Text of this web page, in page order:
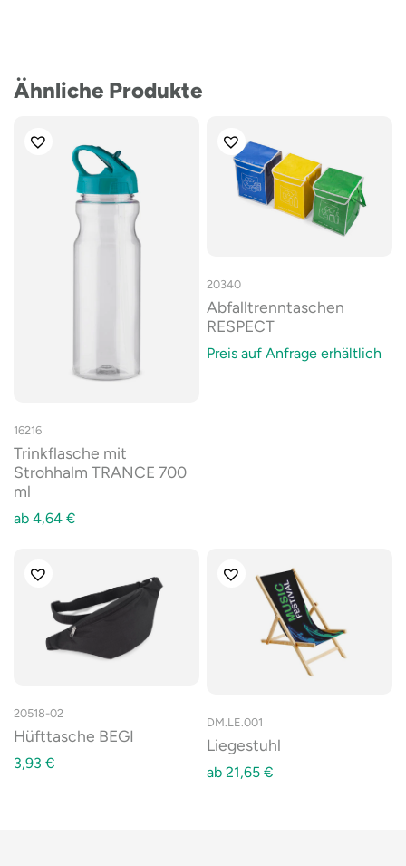
Ähnliche Produkte
16216
Trinkflasche mit
Strohhalm TRANCE 700
ml
ab 4,64 €
20340
Abfalltrenntaschen
RESPECT
Preis auf Anfrage erhältlich
20518-02
Hüfttasche BEGI
3,93 €
DM.LE.001
Liegestuhl
ab 21,65 €